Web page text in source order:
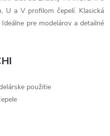
U a V profilom čepelí. Klasická
pre modelárov a detailné
použitie